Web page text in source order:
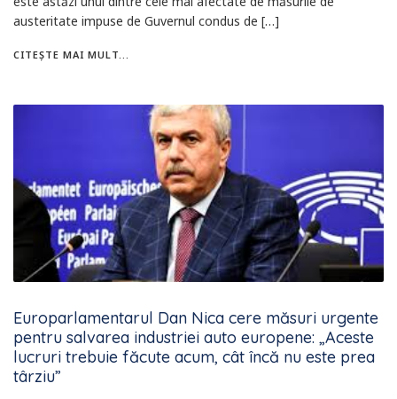
austeritate impuse de Guvernul condus de […]
CITEȘTE MAI MULT...
Europarlamentarul Dan Nica cere măsuri urgente
pentru salvarea industriei auto europene: „Aceste
lucruri trebuie făcute acum, cât încă nu este prea
târziu”